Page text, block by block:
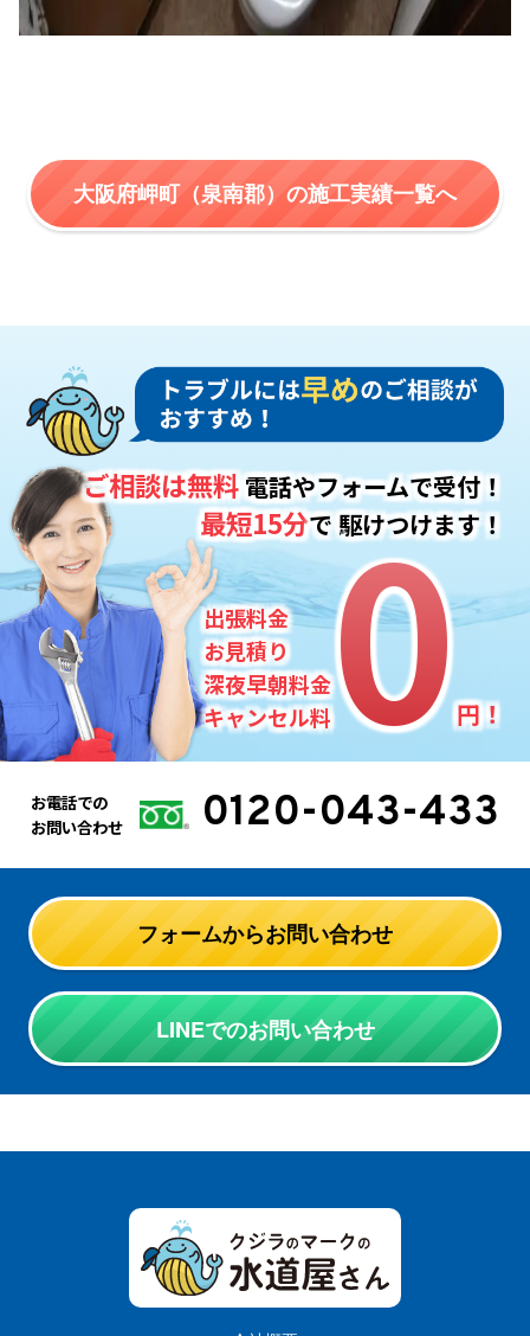
大阪府岬町（泉南郡）の施工実績一覧へ
出張料金
お見積り
深夜早朝料金
キャンセル料0
0円！
ご相談は無料電話やフォームで受付！
最短15分で駆けつけます！
お電話での
お問い合わせ
0120-043-433
フォームからお問い合わせ
LINEでのお問い合わせ